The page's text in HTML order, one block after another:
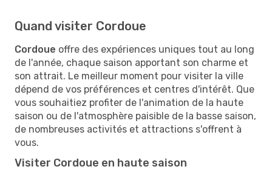
Quand visiter Cordoue
Cordoue offre des expériences uniques tout au long
de l'année, chaque saison apportant son charme et
son attrait. Le meilleur moment pour visiter la ville
dépend de vos préférences et centres d'intérêt. Que
vous souhaitiez profiter de l'animation de la haute
saison ou de l'atmosphère paisible de la basse saison,
de nombreuses activités et attractions s'offrent à
vous.
Visiter Cordoue en haute saison